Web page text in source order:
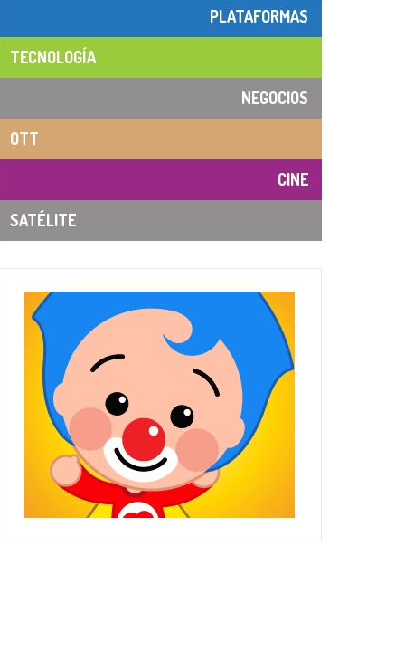
PLATAFORMAS
TECNOLOGÍA
NEGOCIOS
OTT
CINE
SATÉLITE